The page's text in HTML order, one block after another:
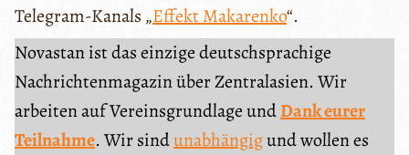
Telegram-Kanals „Effekt Makarenko“.
Novastan ist das einzige deutschsprachige
Nachrichtenmagazin über Zentralasien. Wir
arbeiten auf Vereinsgrundlage undDank eurer
Teilnahme. Wir sindunabhängigund wollen es